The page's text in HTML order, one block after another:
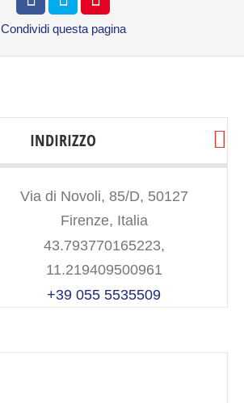
Condividi questa pagina
INDIRIZZO
Via di Novoli, 85/D, 50127
Firenze, Italia
43.793770165223,
11.219409500961
+39 055 5535509